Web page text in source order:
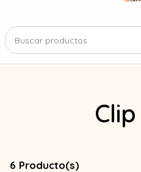
6 Producto(s)